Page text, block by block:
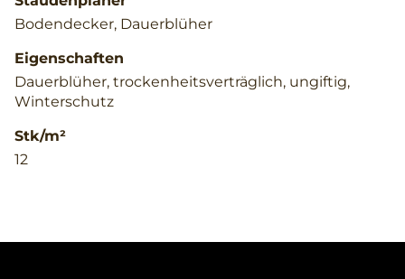
Bodendecker, Dauerblüher
Eigenschaften
Dauerblüher, trockenheitsverträglich, ungiftig,
Winterschutz
Stk/m²
12